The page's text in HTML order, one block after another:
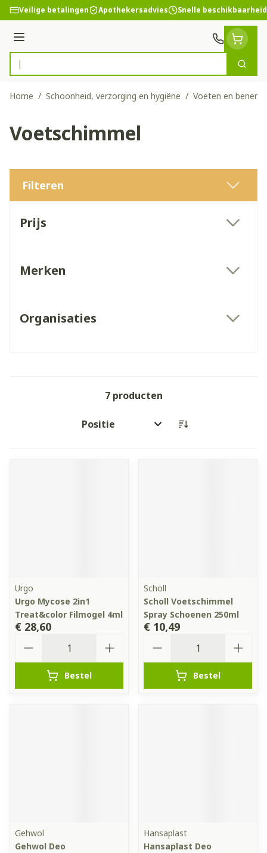
Ga naar de inhoud
Veilige betalingen Apothekersadvies Snelle beschikbaarheid
Menu
Product, merk, categorie...
Zoek
Home / Schoonheid, verzorging en hygiëne / Voeten en benen
Voetschimmel
Filteren
Prijs
Merken
Organisaties
7producten
Sorteer op:
Urgo
Urgo Mycose 2in1
Treat&color Filmogel 4ml
€ 28,60
Bestel
Scholl
Scholl Voetschimmel
Spray Schoenen 250ml
€ 10,49
Bestel
Gehwol
Gehwol Deo
Hansaplast
Hansaplast Deo